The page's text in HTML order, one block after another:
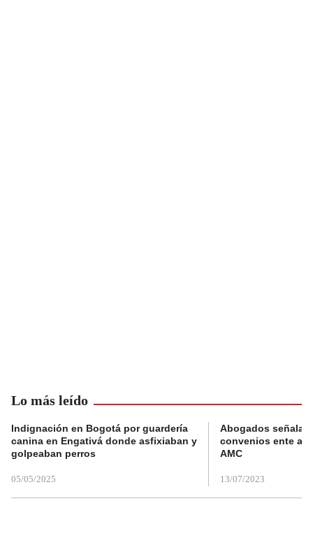
Lo más leído
Indignación en Bogotá por guardería
canina en Engativá donde asfixiaban y
golpeaban perros
05/05/2025
Abogados
convenios ente
AMC
13/07/2023